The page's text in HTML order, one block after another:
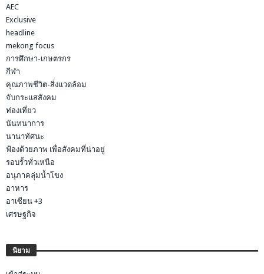
AEC
Exclusive
headline
mekong focus
การศึกษา-เกษตรกร
กีฬา
คุณภาพชีวิต-สิ่งแวดล้อม
จับกระแสสังคม
ท่องเที่ยว
นันทนาการ
นานาทัศนะ
ฟ้องด้วยภาพ เพื่อสังคมที่น่าอยู่
รอบรั้วทั่วเหนือ
อนุภาคลุ่มน้ำโขง
อาหาร
อาเซียน +3
เศรษฐกิจ
นิยาม